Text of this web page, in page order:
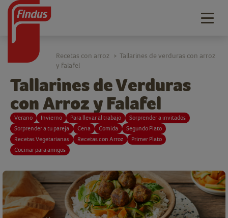
Tallarines de Verduras
con Arroz y Falafel
Verano Invierno Para llevar al trabajo
Sorprender a invitados
Sorprender a tu pareja
Cena Comida
Segundo Plato
Recetas Vegetarianas
Recetas con Arroz
Primer Plato
Cocinar para amigos
Recetas con arroz > Tallarines de verduras con arroz
y falafel